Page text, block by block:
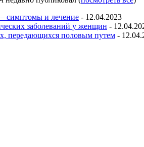
симптомы и лечение - 12.04.2023
заболеваний у женщин -
передающихся половым путем -